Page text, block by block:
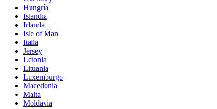
Hungría
Islandia
Irlanda
Isle of Man
Italia
Jersey
Letonia
Lituania
Luxemburgo
Macedonia
Malta
Moldavia